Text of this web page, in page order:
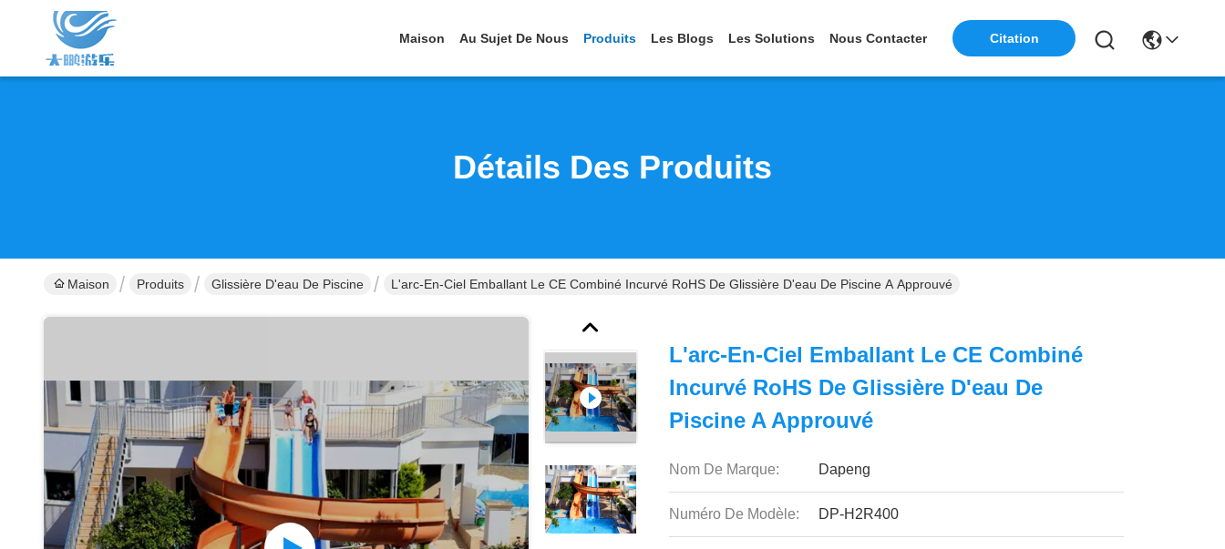
Maison Au Sujet De Nous Produits Les Blogs Les Solutions Nous Contacter Citation
Détails Des Produits
Maison Produits Glissière D'eau De Piscine L'arc-En-Ciel Emballant Le CE Combiné Incurvé RoHS De Glissière D'eau De Piscine A Approuvé
L'arc-En-Ciel Emballant Le CE Combiné
Incurvé RoHS De Glissière D'eau De
Piscine A Approuvé
Nom De Marque: Dapeng
Numéro De Modèle: DP-H2R400